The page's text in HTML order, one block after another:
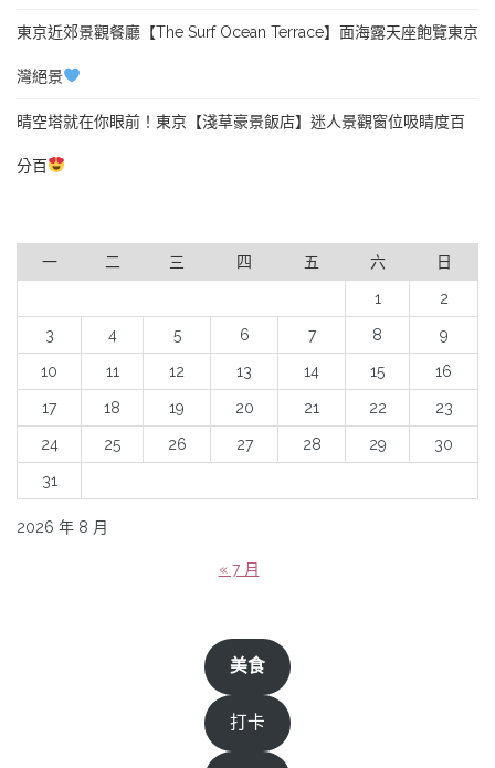
東京近郊景觀餐廳【The Surf Ocean Terrace】面海露天座飽覽東京
灣絕景
晴空塔就在你眼前！東京【淺草豪景飯店】迷人景觀窗位吸睛度百
分百
2026 年 8 月
一 二 三 四 五 六 日
1 2
3 4 5 6 7 8 9
10 11 12 13 14 15 16
17 18 19 20 21 22 23
24 25 26 27 28 29 30
31
« 7 月
美食
打卡